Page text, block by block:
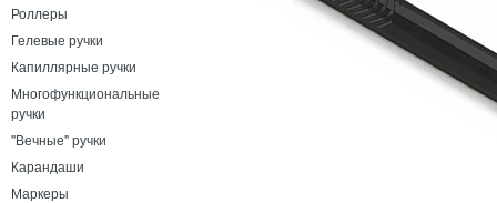
Роллеры
Гелевые ручки
Капиллярные ручки
Многофункциональные
ручки
"Вечные" ручки
Карандаши
Маркеры